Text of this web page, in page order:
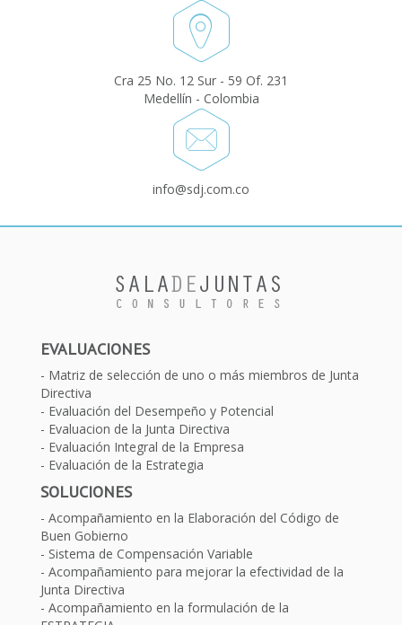
Cra 25 No. 12 Sur - 59 Of. 231
Medellín - Colombia
info@sdj.com.co
EVALUACIONES
Matriz de selección de uno o más miembros de Junta
Directiva
Evaluación del Desempeño y Potencial
Evaluacion de la Junta Directiva
Evaluación Integral de la Empresa
Evaluación de la Estrategia
SOLUCIONES
Acompañamiento en la Elaboración del Código de
Buen Gobierno
Sistema de Compensación Variable
Acompañamiento para mejorar la efectividad de la
Junta Directiva
Acompañamiento en la formulación de la